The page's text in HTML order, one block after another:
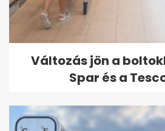
Változás jön a
Spar és a